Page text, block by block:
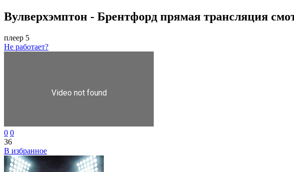
Вулверхэмптон - Брентфорд прямая трансляция
плеер 5
Не работает?
0 0
36
В избранное